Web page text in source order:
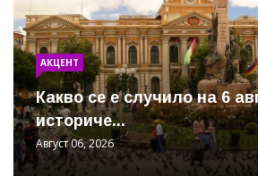
АКЦЕНТ
Какво се е случило на 6
историче...
Август 06, 2026